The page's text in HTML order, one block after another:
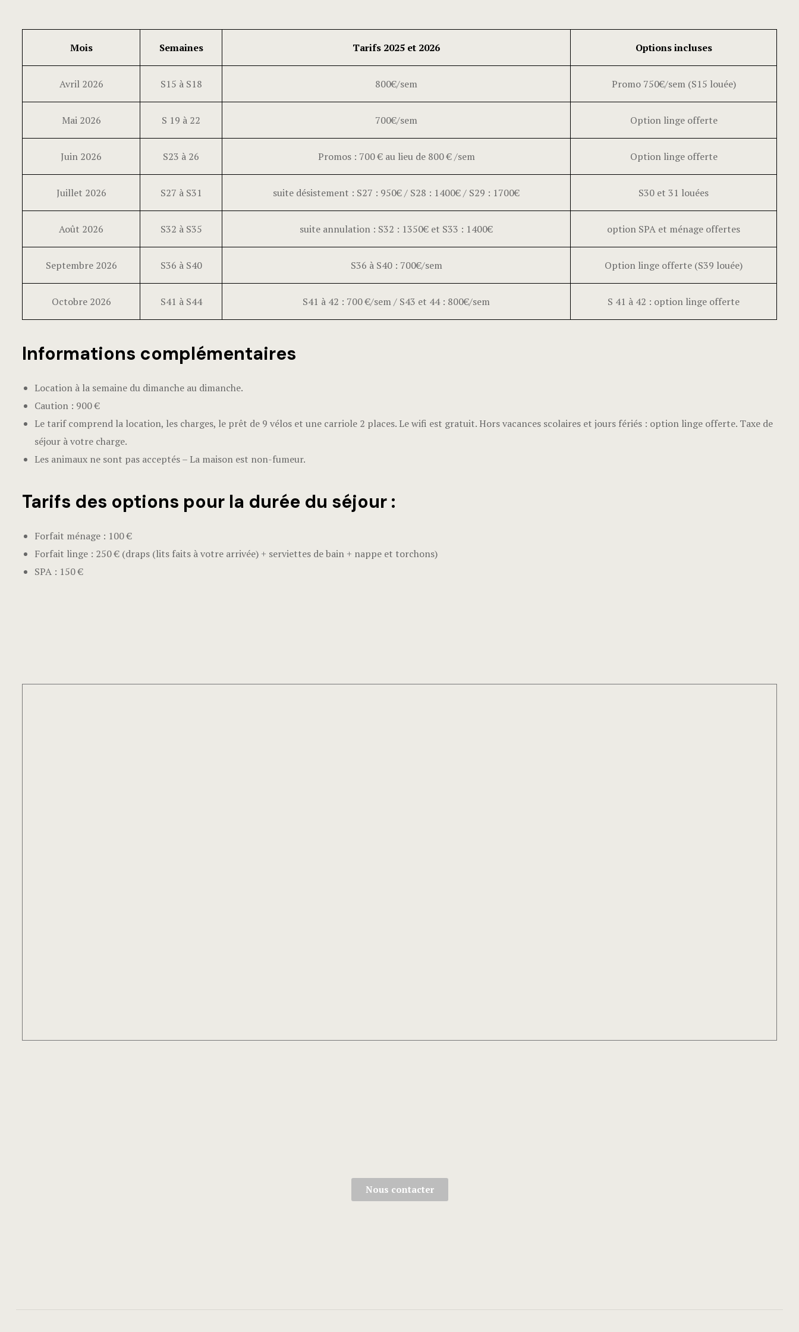
Mois Semaines Tarifs 2025 et 2026 Options incluses
Avril 2026 S15 à S18 800€/sem Promo 750€/sem (S15 louée)
Mai 2026 S 19 à 22 700€/sem Option linge offerte
Juin 2026 S23 à 26 Promos : 700 € au lieu de 800 € /sem Option linge offerte
Juillet 2026 S27 à S31 suite désistement : S27 : 950€ / S28 : 1400€ / S29 : 1700€ S30 et 31 louées
Août 2026 S32 à S35 suite annulation : S32 : 1350€ et S33 : 1400€ option SPA et ménage offertes
Septembre 2026 S36 à S40 S36 à S40 : 700€/sem Option linge offerte (S39 louée)
Octobre 2026 S41 à S44 S41 à 42 : 700 €/sem / S43 et 44 : 800€/sem S 41 à 42 : option linge offerte
Informations complémentaires
Location à la semaine du dimanche au dimanche.
Caution : 900 €
Le tarif comprend la location, les charges, le prêt de 9 vélos et une carriole 2 places. Le wifi est gratuit. Hors vacances scolaires et jours fériés : option linge offerte. Taxe de
séjour à votre charge.
Les animaux ne sont pas acceptés – La maison est non-fumeur.
Tarifs des options pour la durée du séjour :
Forfait ménage : 100 €
Forfait linge : 250 € (draps (lits faits à votre arrivée) + serviettes de bain + nappe et torchons)
SPA : 150 €
Nous contacter